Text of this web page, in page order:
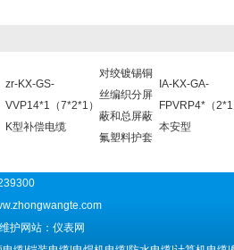
zr-KX-GS-
VVP14*1（7*2*1）
K型补偿电缆
对绞镀锡铜
丝编织分屏
蔽和总屏蔽
氟塑料护套
IA-KX-GA-
FPVRP4*（
本安型
护网站：仪表网